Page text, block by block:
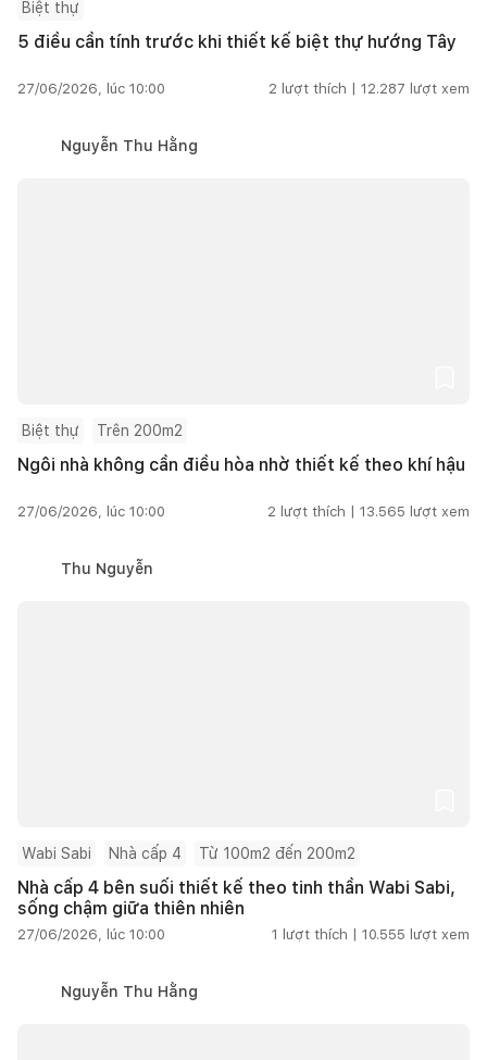
Biệt thự
5 điều cần tính trước khi thiết kế biệt thự hướng Tây
27/06/2026, lúc 10:00 2 lượt thích | 12.287 lượt xem
Nguyễn Thu Hằng
Biệt thự Trên 200m2
Ngôi nhà không cần điều hòa nhờ thiết kế theo khí hậu
27/06/2026, lúc 10:00 2 lượt thích | 13.565 lượt xem
Thu Nguyễn
Wabi Sabi Nhà cấp 4 Từ 100m2 đến 200m2
Nhà cấp 4 bên suối thiết kế theo tinh thần Wabi Sabi,
sống chậm giữa thiên nhiên
27/06/2026, lúc 10:00 1 lượt thích | 10.555 lượt xem
Nguyễn Thu Hằng